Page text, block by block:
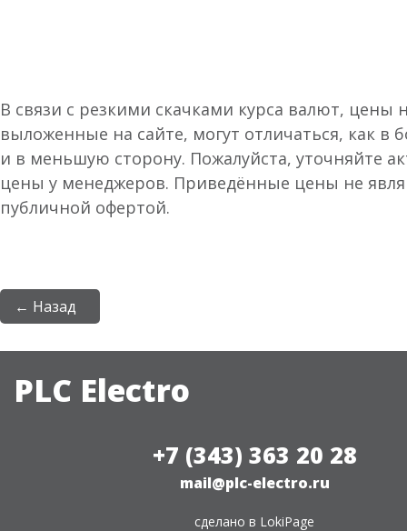
В связи с резкими скачками курса валют, цены
выложенные на сайте, могут отличаться, как в
и в меньшую сторону. Пожалуйста, уточняйте
цены у менеджеров. Приведённые цены не
публичной офертой.
← Назад
PLC Electro
+7 (343) 363 20 28
mail@plc-electro.ru
сделано в LokiPage